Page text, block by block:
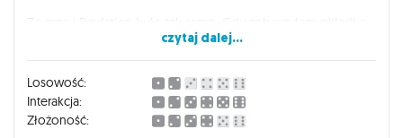
od razu "załapałem" i zdecydowałem się na zakup. To jest to!
Powróciły wspomnienia z dzieciństwa. Podstawówka. Koniec
lat 80' (lub początek 90'). Dino-Riders - dzielni Valorianie
walczący ze złymi Rulonami - obydwie frakcje dosiadające
olbrzymich, rączych gadów i ku chwale rysunkowych ideałów
zwalczające się wzajemnie przy użyciu lśniących broni
czytaj dalej...
Losowość:
Interakcja:
Złożoność: